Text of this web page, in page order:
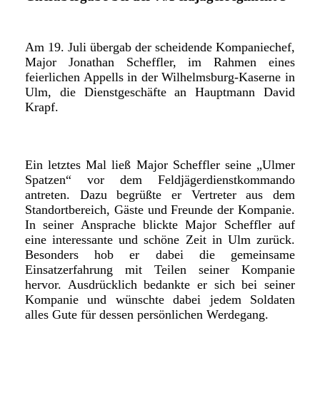
Am 19. Juli übergab der scheidende Kompaniechef,
Major Jonathan Scheffler, im Rahmen eines
feierlichen Appells in der Wilhelmsburg-Kaserne in
Ulm, die Dienstgeschäfte an Hauptmann David
Krapf.
Ein letztes Mal ließ Major Scheffler seine „Ulmer
Spatzen“ vor dem Feldjägerdienstkommando
antreten. Dazu begrüßte er Vertreter aus dem
Standortbereich, Gäste und Freunde der Kompanie.
In seiner Ansprache blickte Major Scheffler auf
eine interessante und schöne Zeit in Ulm zurück.
Besonders hob er dabei die gemeinsame
Einsatzerfahrung mit Teilen seiner Kompanie
hervor. Ausdrücklich bedankte er sich bei seiner
Kompanie und wünschte dabei jedem Soldaten
alles Gute für dessen persönlichen Werdegang.